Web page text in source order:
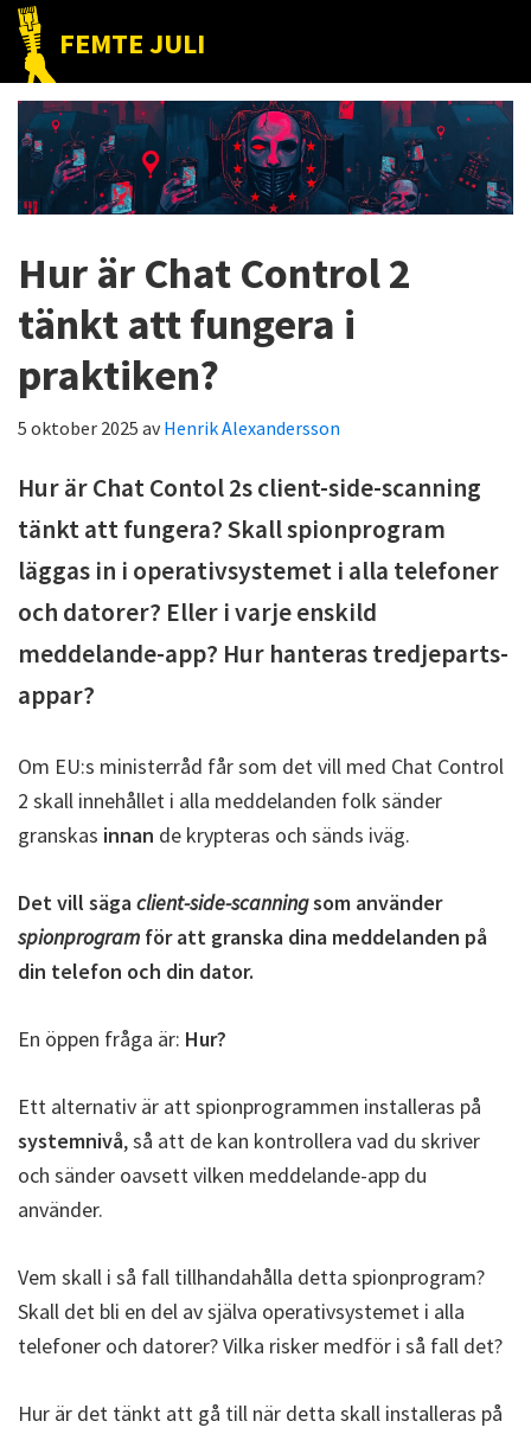
Hoppa
huvudnavigering
Hoppa
huvudinnehåll
Hoppa
det
primära
sidofältet
FEMTE JULI
Nätet
till
folket!
Hur är Chat Control 2
tänkt att fungera i
praktiken?
5 oktober 2025 avHenrik Alexandersson
Hur är Chat Contol 2s client-side-scanning
tänkt att fungera? Skall spionprogram
läggas in i operativsystemet i alla telefoner
och datorer? Eller i varje enskild
meddelande-app? Hur hanteras tredjeparts-
appar?
Om EU:s ministerråd får som det vill med Chat Control
2 skall innehållet i alla meddelanden folk sänder
granskas innan de krypteras och sänds iväg.
Det vill sägaclient-side-scanningsom använder
spionprogram för att granska dina meddelanden på
din telefon och din dator.
En öppen fråga är: Hur?
Ett alternativ är att spionprogrammen installeras på
systemnivå, så att de kan kontrollera vad du skriver
och sänder oavsett vilken meddelande-app du
använder.
Vem skall i så fall tillhandahålla detta spionprogram?
Skall det bli en del av själva operativsystemet i alla
telefoner och datorer? Vilka risker medför i så fall det?
Hur är det tänkt att gå till när detta skall installeras på